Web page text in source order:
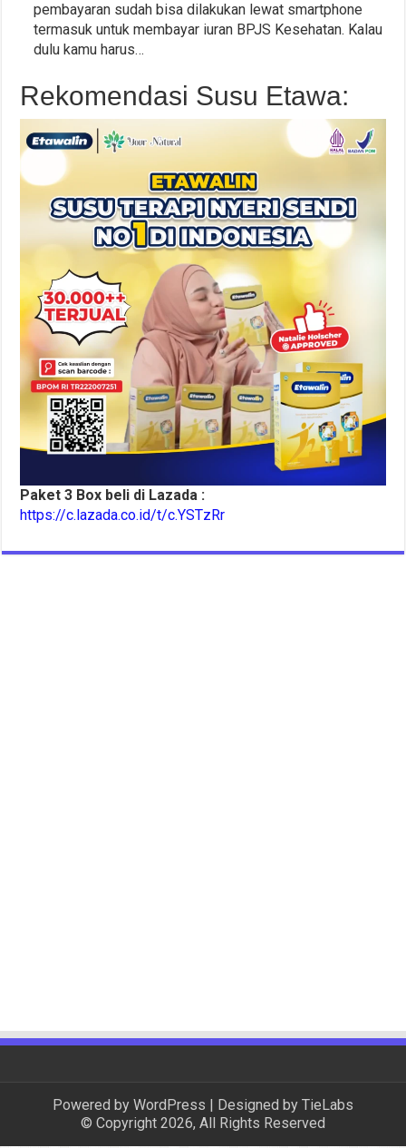
pembayaran sudah bisa dilakukan lewat smartphone
termasuk untuk membayar iuran BPJS Kesehatan. Kalau
dulu kamu harus…
Rekomendasi Susu Etawa:
Paket 3 Box beli di Lazada :
https://c.lazada.co.id/t/c.YSTzRr
Powered by WordPress | Designed by TieLabs
© Copyright 2026, All Rights Reserved